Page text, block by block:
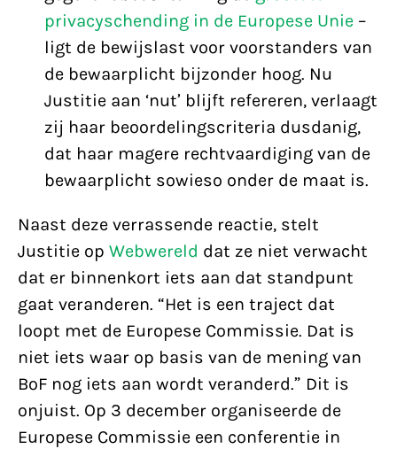
privacyschending in de Europese Unie –
ligt de bewijslast voor voorstanders van
de bewaarplicht bijzonder hoog. Nu
Justitie aan ‘nut’ blijft refereren, verlaagt
zij haar beoordelingscriteria dusdanig,
dat haar magere rechtvaardiging van de
bewaarplicht sowieso onder de maat is.
Naast deze verrassende reactie, stelt
Justitie op Webwereld dat ze niet verwacht
dat er binnenkort iets aan dat standpunt
gaat veranderen. “Het is een traject dat
loopt met de Europese Commissie. Dat is
niet iets waar op basis van de mening van
BoF nog iets aan wordt veranderd.” Dit is
onjuist. Op 3 december organiseerde de
Europese Commissie een conferentie in